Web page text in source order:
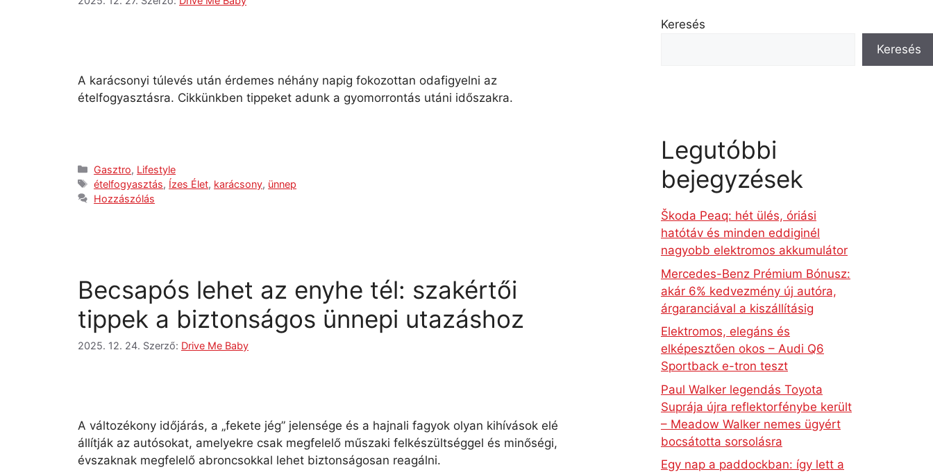
A karácsonyi túlevés után érdemes néhány napig fokozottan odafigyelni az
ételfogyasztásra. Cikkünkben tippeket adunk a gyomorrontás utáni időszakra.
Gasztro, Lifestyle
ételfogyasztás, Ízes Élet, karácsony, ünnep
Hozzászólás
Becsapós lehet az enyhe tél: szakértői
tippek a biztonságos ünnepi utazáshoz
2025. 12. 24. Szerző: Drive Me Baby
A változékony időjárás, a „fekete jég” jelensége és a hajnali fagyok olyan kihívások elé
állítják az autósokat, amelyekre csak megfelelő műszaki felkészültséggel és minőségi,
évszaknak megfelelő abroncsokkal lehet biztonságosan reagálni.
Keresés
Keresés
Legutóbbi
bejegyzések
Škoda Peaq: hét ülés, óriási
hatótáv és minden eddiginél
nagyobb elektromos akkumulátor
Mercedes-Benz Prémium Bónusz:
akár 6% kedvezmény új autóra,
árgaranciával a kiszállításig
Elektromos, elegáns és
elképesztően okos – Audi Q6
Sportback e-tron teszt
Paul Walker legendás Toyota
Suprája újra reflektorfénybe került
– Meadow Walker nemes ügyért
bocsátotta sorsolásra
Egy nap a paddockban: így lett a